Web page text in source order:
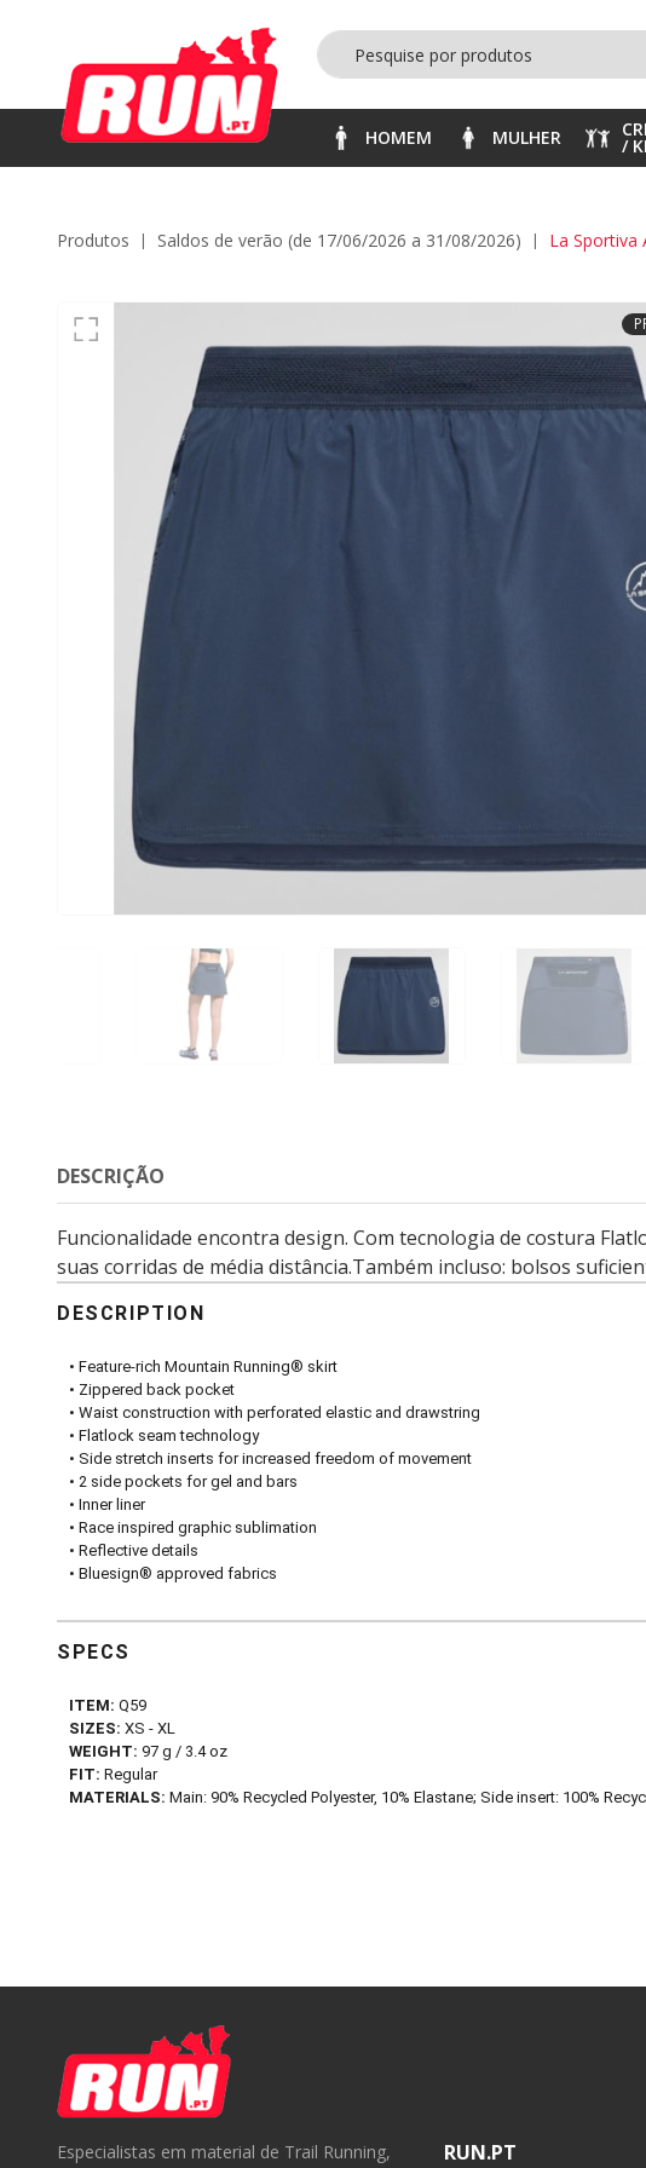
HOMEM MULHER /
Produtos saldos de verão (de 17/06/2026 a 31/08/2026) La Sportiva
DESCRIÇÃO
Funcionalidade encontra design. Com tecnologia de costura
suas corridas de média distância.Também incluso: bolsos
DESCRIPTION
• Feature-rich Mountain Running® skirt
• Zippered back pocket
• Waist construction with perforated elastic and drawstring
• Flatlock seam technology
• Side stretch inserts for increased freedom of movement
• 2 side pockets for gel and bars
• Inner liner
• Race inspired graphic sublimation
• Reflective details
• Bluesign® approved fabrics
SPECS
ITEM: Q59
SIZES: XS - XL
WEIGHT: 97 g / 3.4 oz
FIT: Regular
MATERIALS: Main: 90% Recycled Polyester, 10% Elastane; Side insert: 100%
Especialistas em material de Trail Running,
RUN.PT